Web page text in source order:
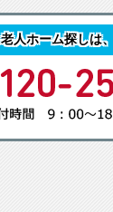
老人ホーム探しは